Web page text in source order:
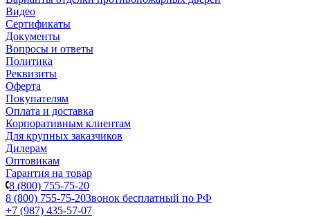
Видео
Сертификаты
Документы
Вопросы и ответы
Политика
Реквизиты
Оферта
Покупателям
Оплата и доставка
Корпоративным клиентам
Для крупных заказчиков
Дилерам
Оптовикам
Гарантия на товар
8 (800) 755-75-20
8 (800) 755-75-20Звонок бесплатный по РФ
+7 (987) 435-57-07